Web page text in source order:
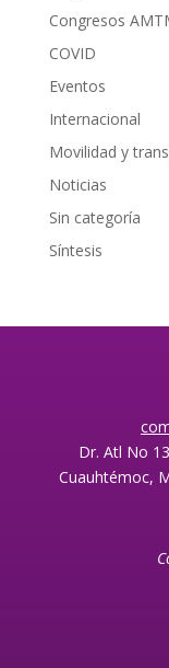
Congresos
COVID
Eventos
Internacional
Movilidad y
Noticias
Sin categoría
Síntesis
Dr. Atl No
Cuauhtémoc,